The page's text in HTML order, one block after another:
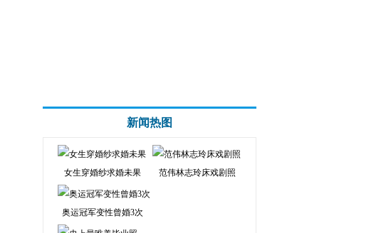
新闻热图
女生穿婚纱求婚未果 范伟林志玲床戏剧照
奥运冠军变性曾婚3次